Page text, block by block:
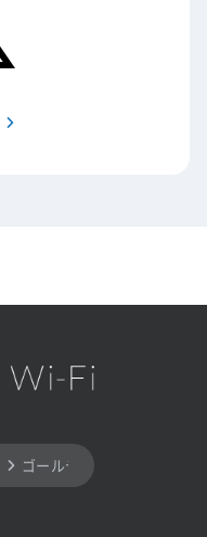
ゴールデンウィーク 休業日